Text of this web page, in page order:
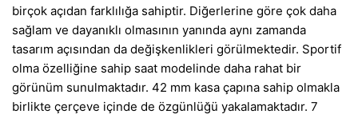
birçok açıdan farklılığa sahiptir. Diğerlerine göre çok daha
sağlam ve dayanıklı olmasının yanında aynı zamanda
tasarım açısından da değişkenlikleri görülmektedir. Sportif
olma özelliğine sahip saat modelinde daha rahat bir
görünüm sunulmaktadır. 42 mm kasa çapına sahip olmakla
birlikte çerçeve içinde de özgünlüğü yakalamaktadır. 7